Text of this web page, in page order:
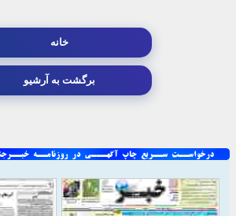
خانه
برگشت به آرشیو